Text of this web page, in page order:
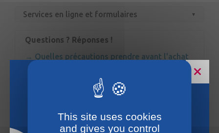
Services en ligne et formulaires
Questions ? Réponses !
Quelles précautions prendre avant l'achat
d'un terrain situé dans un lotissement ?
Quelles sont les obligations du vendeur
d'un terrain en lotissement ?
terrain isolé ou en lotissement ?
This site uses cookies
and gives you control